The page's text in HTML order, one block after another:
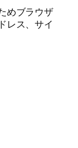
めブラウザ
レス、サイ